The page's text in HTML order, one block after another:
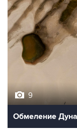
9
Обмеление